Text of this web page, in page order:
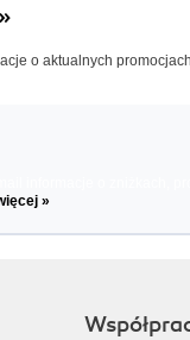
o aktualnych
»